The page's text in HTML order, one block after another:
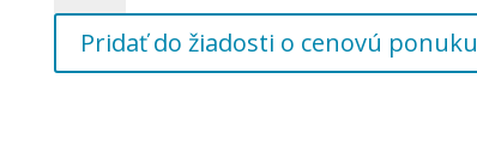
Combo
Expert
4SP
Pridať do žiadosti o cenovú ponuku